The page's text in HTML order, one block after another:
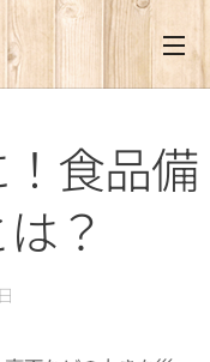
食品備
？